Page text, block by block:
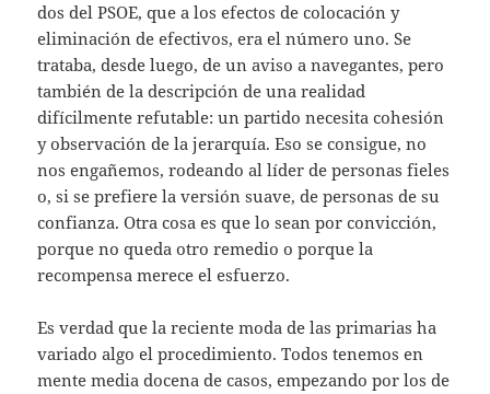
dos del PSOE, que a los efectos de colocación y
eliminación de efectivos, era el número uno. Se
trataba, desde luego, de un aviso a navegantes, pero
también de la descripción de una realidad
difícilmente refutable: un partido necesita cohesión
y observación de la jerarquía. Eso se consigue, no
nos engañemos, rodeando al líder de personas fieles
o, si se prefiere la versión suave, de personas de su
confianza. Otra cosa es que lo sean por convicción,
porque no queda otro remedio o porque la
recompensa merece el esfuerzo.
Es verdad que la reciente moda de las primarias ha
variado algo el procedimiento. Todos tenemos en
mente media docena de casos, empezando por los de